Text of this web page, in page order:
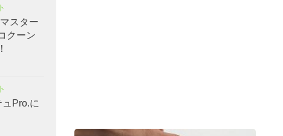
スター
クーン
Pro.に